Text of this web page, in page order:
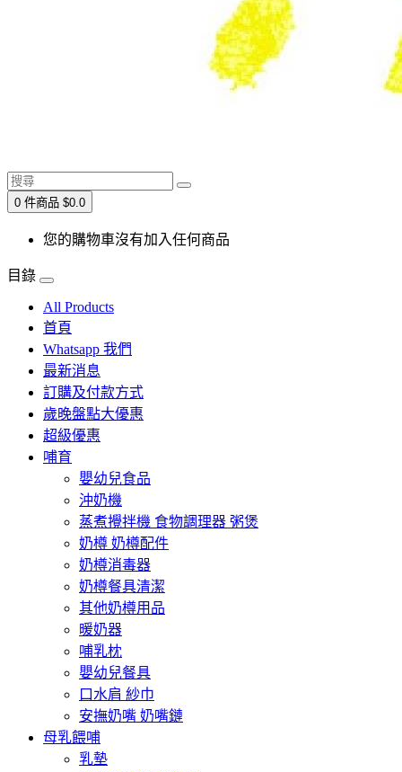
0 件商品 $0.0
您的購物車沒有加入任何商品
目錄
All Products
首頁
Whatsapp 我們
最新消息
訂購及付款方式
歲晚盤點大優惠
超級優惠
哺育
嬰幼兒食品
沖奶機
蒸煮攪拌機 食物調理器 粥煲
奶樽 奶樽配件
奶樽消毒器
奶樽餐具清潔
其他奶樽用品
暖奶器
哺乳枕
嬰幼兒餐具
口水肩 紗巾
安撫奶嘴 奶嘴鏈
母乳餵哺
乳墊